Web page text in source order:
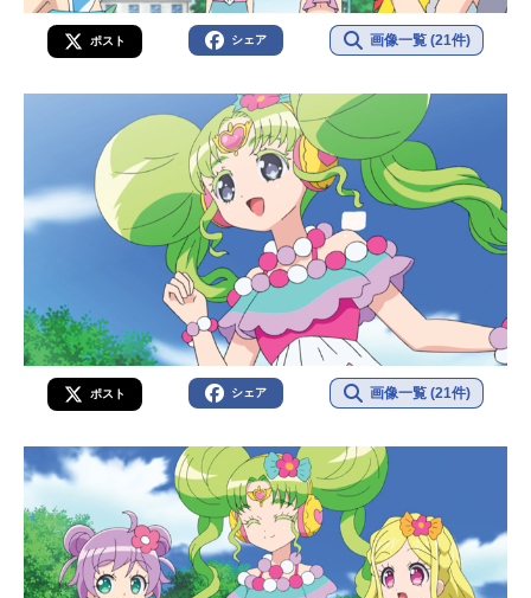
ポスト シェア 画像一覧 (21件)
ポスト シェア 画像一覧 (21件)